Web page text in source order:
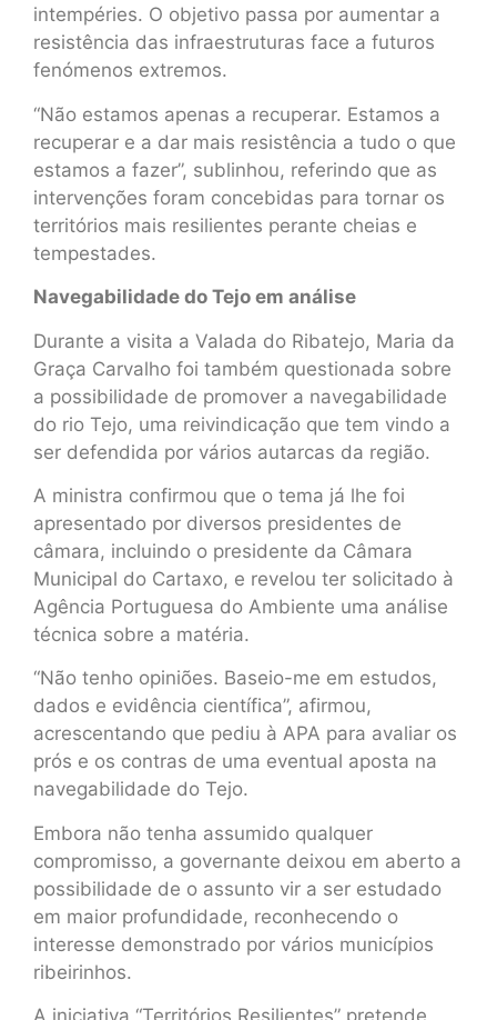
intempéries. O objetivo passa por aumentar a
resistência das infraestruturas face a futuros
fenómenos extremos.
“Não estamos apenas a recuperar. Estamos a
recuperar e a dar mais resistência a tudo o que
estamos a fazer”, sublinhou, referindo que as
intervenções foram concebidas para tornar os
territórios mais resilientes perante cheias e
tempestades.
Navegabilidade do Tejo em análise
Durante a visita a Valada do Ribatejo, Maria da
Graça Carvalho foi também questionada sobre
a possibilidade de promover a navegabilidade
do rio Tejo, uma reivindicação que tem vindo a
ser defendida por vários autarcas da região.
A ministra confirmou que o tema já lhe foi
apresentado por diversos presidentes de
câmara, incluindo o presidente da Câmara
Municipal do Cartaxo, e revelou ter solicitado à
Agência Portuguesa do Ambiente uma análise
técnica sobre a matéria.
“Não tenho opiniões. Baseio-me em estudos,
dados e evidência científica”, afirmou,
acrescentando que pediu à APA para avaliar os
prós e os contras de uma eventual aposta na
navegabilidade do Tejo.
Embora não tenha assumido qualquer
compromisso, a governante deixou em aberto a
possibilidade de o assunto vir a ser estudado
em maior profundidade, reconhecendo o
interesse demonstrado por vários municípios
ribeirinhos.